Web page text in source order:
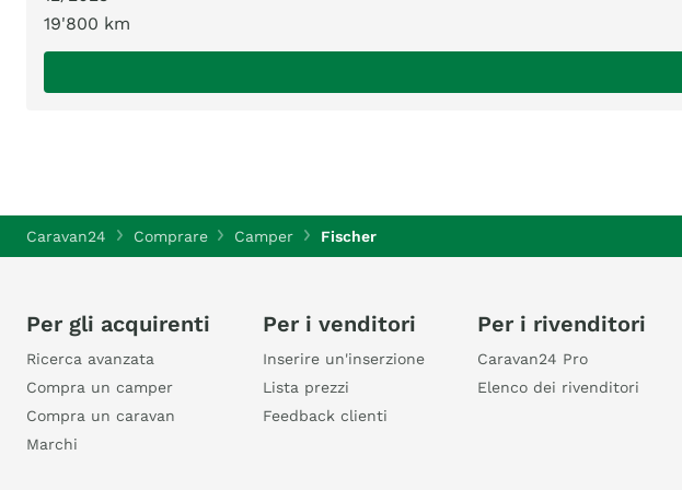
19'800 km
Caravan24 Comprare Camper Fischer
Per gli acquirenti
Ricerca avanzata
Compra un camper
Compra un caravan
Marchi
Per i venditori
Inserire un'inserzione
Lista prezzi
Feedback clienti
Per i rivenditori
Caravan24 Pro
Elenco dei rivenditori